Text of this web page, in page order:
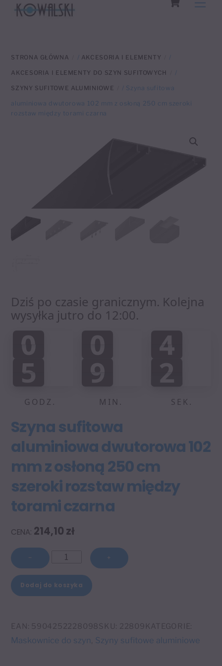
STRONA GŁÓWNA / AKCESORIA I ELEMENTY /
AKCESORIA I ELEMENTY DO SZYN SUFITOWYCH /
SZYNY SUFITOWE ALUMINIOWE / Szyna sufitowa
aluminiowa dwutorowa 102 mm z osłoną 250 cm szeroki
rozstaw między torami czarna
Dziś po czasie granicznym. Kolejna
wysyłka jutro do 12:00.
0
0
5
0
5
0
0
9
0
9
4
0
4
1
2
1
3
2
GODZ. MIN. SEK.
Szyna sufitowa
aluminiowa dwutorowa 102
mm z osłoną 250 cm
szeroki rozstaw między
torami czarna
214,10 zł
−
ilość
sufitowa
aluminiowa
102
mm
+
Dodaj do koszyka
e
r
EAN: 5904252228098 SKU: 22809 KATEGORIE:
Maskownice do szyn, Szyny sufitowe aluminiowe